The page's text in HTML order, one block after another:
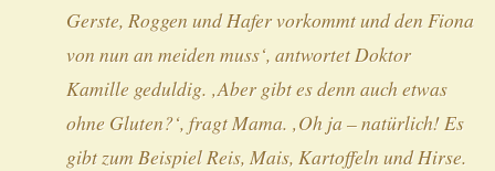
Gerste, Roggen und Hafer vorkommt und den Fiona
von nun an meiden muss‘, antwortet Doktor
Kamille geduldig. ‚Aber gibt es denn auch etwas
ohne Gluten?‘, fragt Mama. ‚Oh ja – natürlich! Es
gibt zum Beispiel Reis, Mais, Kartoffeln und Hirse.